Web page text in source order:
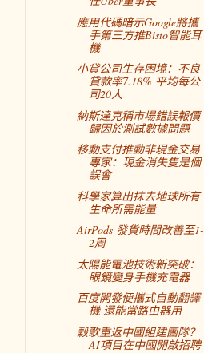
應用代碼暗示Google將攜
手第三方推Bisto智能耳
機
小貸公司生存困境：不良
貸款率7.18% 平均每公
司20人
納斯達克稱市場錯誤報價
歸因於測試數據問題
移動支付推動非現金交易
專家：現金消失隻是個
誤會
科學家算出抹去地球所有
生命所需能量
AirPods 發貨時間改善至1-
2周
太陽能電池技術新突破：
眼鏡變身手機充電器
百度開發便攜式自動翻譯
機 還能當路由器用
穀歌重返中國組建團隊？
AI項目在中國開啟招聘